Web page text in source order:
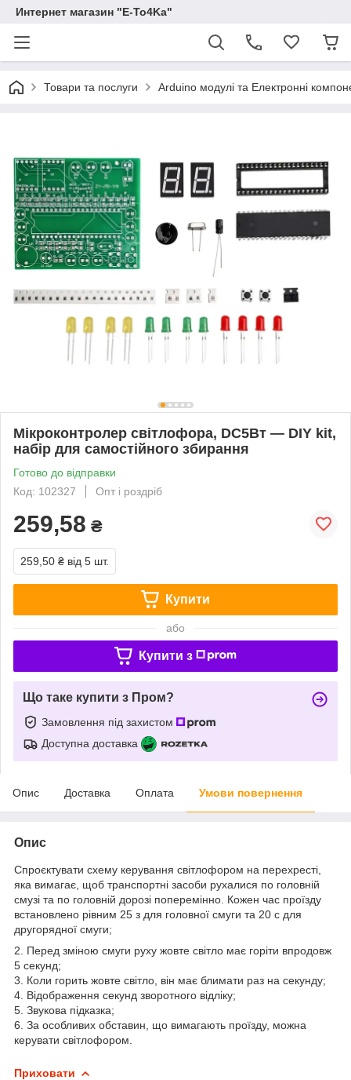
Интернет магазин "E-To4Ka"
Товари та послуги Arduino модулі та Електронні
Мікроконтролер світлофора, DC5Вт — DIY kit,
набір для самостійного збирання
Готово до відправки
Код: 102327
Опт і роздріб
259,58 ₴
259,50 ₴ від 5 шт.
Купити
або
Купити з
Що таке купити з Пром?
Замовлення під захистом
Доступна доставка
Опис Доставка Оплата Умови повернення
Опис
Спроєктувати схему керування світлофором на перехресті,
яка вимагає, щоб транспортні засоби рухалися по головній
смузі та по головній дорозі поперемінно. Кожен час проїзду
встановлено рівним 25 з для головної смуги та 20 с для
другорядної смуги;
2. Перед зміною смуги руху жовте світло має горіти впродовж
5 секунд;
3. Коли горить жовте світло, він має блимати раз на секунду;
4. Відображення секунд зворотного відліку;
5. Звукова підказка;
6. За особливих обставин, що вимагають проїзду, можна
керувати світлофором.
Приховати